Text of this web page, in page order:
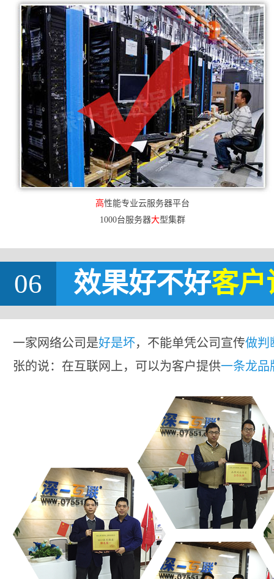
高性能专业云服务器平台
1000台服务器大型集群
06 效果好不好客户
一家网络公司是好是坏，不能单凭公司宣传做判
张的说：在互联网上，可以为客户提供一条龙品